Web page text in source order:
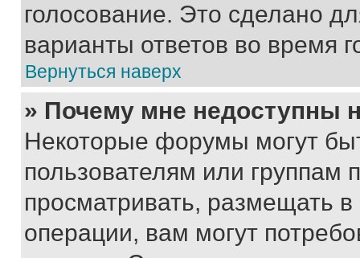
голосование. Это сделано
варианты ответов во время
Вернуться наверх
» Почему мне недоступны
Некоторые форумы могут
пользователям или группам
просматривать, размещать
операции, вам могут